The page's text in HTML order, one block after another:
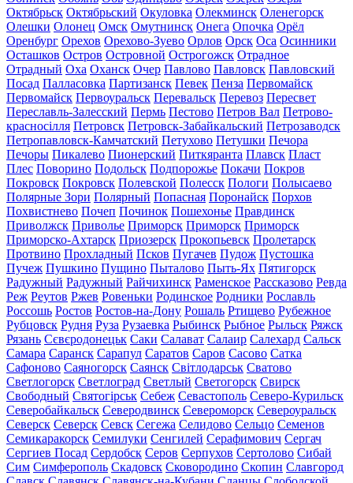
Октябрьск Октябрьский Окуловка Олекминск Оленегорск
Олешки Олонец Омск Омутнинск Онега Опочка Орёл
Оренбург Орехов Орехово-Зуево Орлов Орск Оса Осинники
Осташков Остров Островной Острогожск Отрадное
Отрадный Оха Оханск Очер Павлово Павловск Павловский
Посад Палласовка Партизанск Певек Пенза Первомайск
Первомайск Первоуральск Перевальск Перевоз Пересвет
Переславль-Залесский Пермь Пестово Петров Вал Петрово-
красносілля Петровск Петровск-Забайкальский Петрозаводск
Петропавловск-Камчатский Петухово Петушки Печора
Печоры Пикалево Пионерский Питкяранта Плавск Пласт
Плес Поворино Подольск Подпорожье Покачи Покров
Покровск Покровск Полевской Полесск Пологи Полысаево
Полярные Зори Полярный Попасная Поронайск Порхов
Похвистнево Почеп Починок Пошехонье Правдинск
Приволжск Приволье Приморск Приморск Приморск
Приморско-Ахтарск Приозерск Прокопьевск Пролетарск
Протвино Прохладный Псков Пугачев Пудож Пустошка
Пучеж Пушкино Пущино Пыталово Пыть-Ях Пятигорск
Радужный Радужный Райчихинск Раменское Рассказово Ревда
Реж Реутов Ржев Ровеньки Родинское Родники Рославль
Россошь Ростов Ростов-на-Дону Рошаль Ртищево Рубежное
Рубцовск Рудня Руза Рузаевка Рыбинск Рыбное Рыльск Ряжск
Рязань Сєвєродонецьк Саки Салават Салаир Салехард Сальск
Самара Саранск Сарапул Саратов Саров Сасово Сатка
Сафоново Саяногорск Саянск Світлодарськ Сватово
Светлогорск Светлоград Светлый Светогорск Свирск
Свободный Святогірськ Себеж Севастополь Северо-Курильск
Северобайкальск Северодвинск Североморск Североуральск
Северск Северск Севск Сегежа Селидово Сельцо Семенов
Семикаракорск Семилуки Сенгилей Серафимович Сергач
Сергиев Посад Сердобск Серов Серпухов Сертолово Сибай
Сим Симферополь Скадовск Сковородино Скопин Славгород